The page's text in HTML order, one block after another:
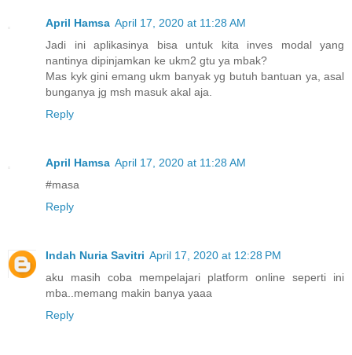
April Hamsa April 17, 2020 at 11:28 AM
Jadi ini aplikasinya bisa untuk kita inves modal yang
nantinya dipinjamkan ke ukm2 gtu ya mbak?
Mas kyk gini emang ukm banyak yg butuh bantuan ya, asal
bunganya jg msh masuk akal aja.
Reply
April Hamsa April 17, 2020 at 11:28 AM
#masa
Reply
Indah Nuria Savitri April 17, 2020 at 12:28 PM
aku masih coba mempelajari platform online seperti ini
mba..memang makin banya yaaa
Reply